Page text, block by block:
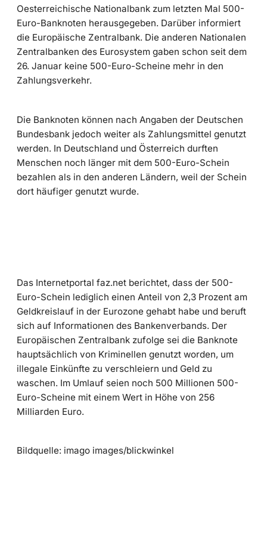
Oesterreichische Nationalbank zum letzten Mal 500-
Euro-Banknoten herausgegeben. Darüber informiert
die Europäische Zentralbank. Die anderen Nationalen
Zentralbanken des Eurosystem gaben schon seit dem
26. Januar keine 500-Euro-Scheine mehr in den
Zahlungsverkehr.
Die Banknoten können nach Angaben der Deutschen
Bundesbank jedoch weiter als Zahlungsmittel genutzt
werden. In Deutschland und Österreich durften
Menschen noch länger mit dem 500-Euro-Schein
bezahlen als in den anderen Ländern, weil der Schein
dort häufiger genutzt wurde.
Das Internetportal faz.net berichtet, dass der 500-
Euro-Schein lediglich einen Anteil von 2,3 Prozent am
Geldkreislauf in der Eurozone gehabt habe und beruft
sich auf Informationen des Bankenverbands. Der
Europäischen Zentralbank zufolge sei die Banknote
hauptsächlich von Kriminellen genutzt worden, um
illegale Einkünfte zu verschleiern und Geld zu
waschen. Im Umlauf seien noch 500 Millionen 500-
Euro-Scheine mit einem Wert in Höhe von 256
Milliarden Euro.
Bildquelle: imago images/blickwinkel